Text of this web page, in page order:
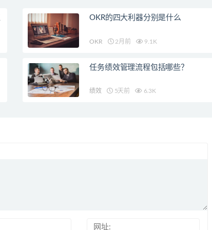
OKR的四大利器分别是什么
OKR 2月前 9.1K
任务绩效管理流程包括哪些？
绩效 5天前 6.3K